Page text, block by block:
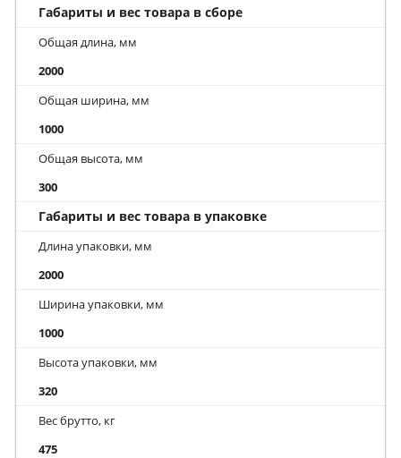
Габариты и вес товара в сборе
Общая длина, мм
2000
Общая ширина, мм
1000
Общая высота, мм
300
Габариты и вес товара в упаковке
Длина упаковки, мм
2000
Ширина упаковки, мм
1000
Высота упаковки, мм
320
Вес брутто, кг
475